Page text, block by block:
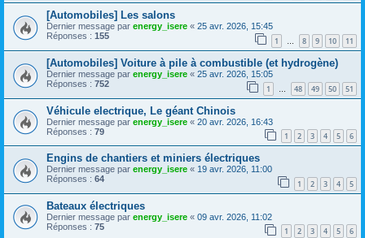
[Automobiles] Les salons
Dernier message par energy_isere « 25 avr. 2026, 15:45
Réponses : 155 1 … 8 9 10 11
[Automobiles] Voiture à pile à combustible (et hydrogène)
Dernier message par energy_isere « 25 avr. 2026, 15:05
Réponses : 752 1 … 48 49 50 51
Véhicule electrique, Le géant Chinois
Dernier message par energy_isere « 20 avr. 2026, 16:43
Réponses : 79 1 2 3 4 5 6
Engins de chantiers et miniers électriques
Dernier message par energy_isere « 19 avr. 2026, 11:00
Réponses : 64 1 2 3 4 5
Bateaux électriques
Dernier message par energy_isere « 09 avr. 2026, 11:02
Réponses : 75 1 2 3 4 5 6